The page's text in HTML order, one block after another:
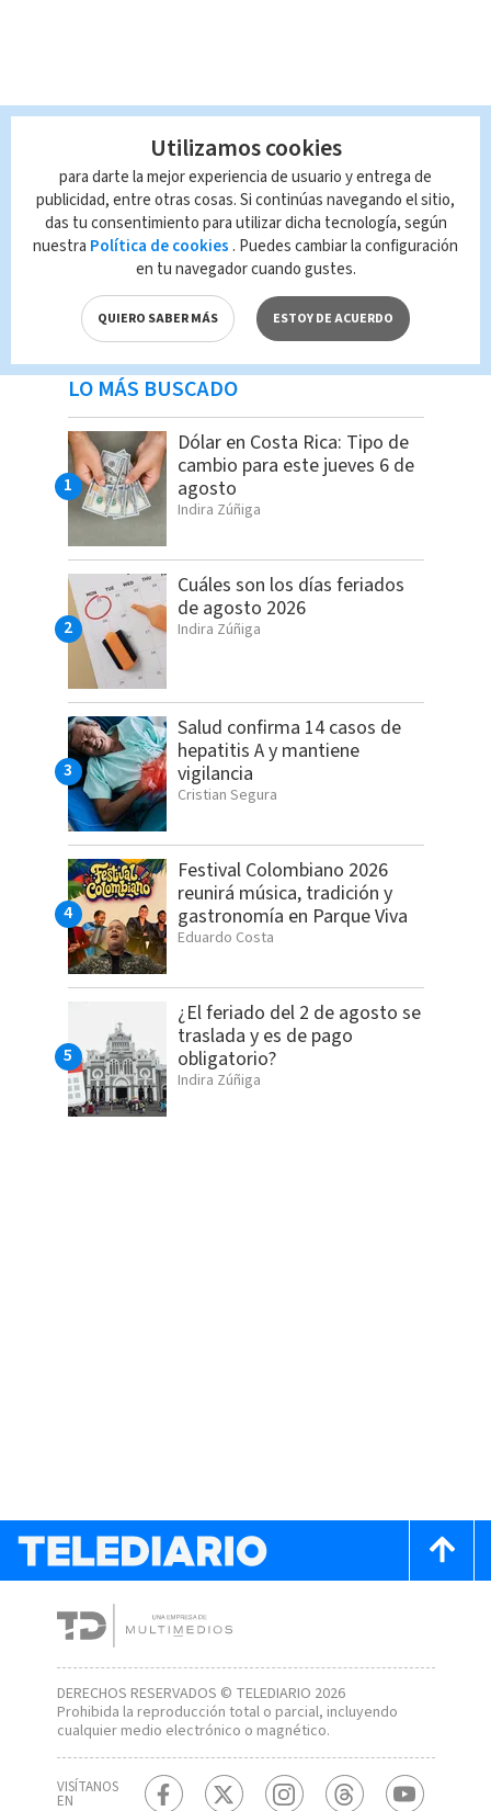
LO MÁS BUSCADO
Dólar en Costa Rica: Tipo de
cambio para este jueves 6 de
agosto
Indira Zúñiga
Cuáles son los días feriados
de agosto 2026
Indira Zúñiga
Salud confirma 14 casos de
hepatitis A y mantiene
vigilancia
Cristian Segura
Festival Colombiano 2026
reunirá música, tradición y
gastronomía en Parque Viva
Eduardo Costa
¿El feriado del 2 de agosto se
traslada y es de pago
obligatorio?
Indira Zúñiga
DERECHOS RESERVADOS © TELEDIARIO 2026
Prohibida la reproducción total o parcial, incluyendo
cualquier medio electrónico o magnético.
VISÍTANOS
EN
Utilizamos cookies
para darte la mejor experiencia de usuario y entrega de
publicidad, entre otras cosas. Si continúas navegando el sitio,
das tu consentimiento para utilizar dicha tecnología, según
nuestra Política de cookies . Puedes cambiar la configuración
en tu navegador cuando gustes.
QUIERO SABER MÁS ESTOY DE ACUERDO